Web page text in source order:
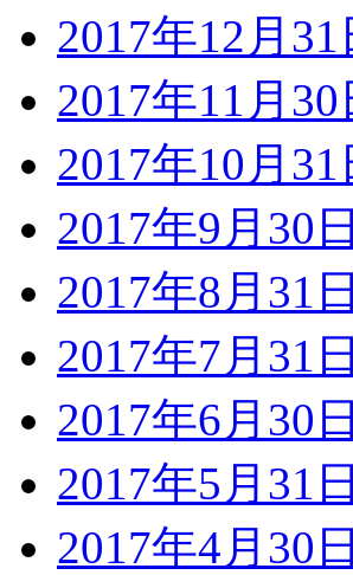
2017年12月
2017年11月
2017年10月
2017年9月30
2017年8月31
2017年7月31
2017年6月30
2017年5月31
2017年4月30